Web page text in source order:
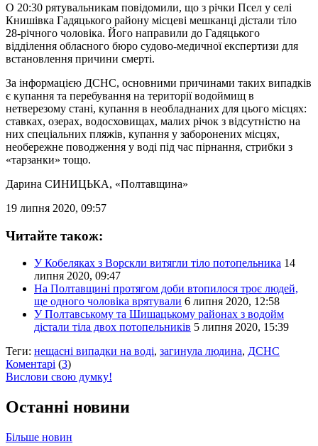
О 20:30 рятувальникам повідомили, що з річки Псел у селі
Книшівка Гадяцького району місцеві мешканці дістали тіло
28-річного чоловіка. Його направили до Гадяцького
відділення обласного бюро судово-медичної експертизи для
встановлення причини смерті.
За інформацією ДСНС, основними причинами таких випадків
є купання та перебування на території водоймищ в
нетверезому стані, купання в необладнаних для цього місцях:
ставках, озерах, водосховищах, малих річок з відсутністю на
них спеціальних пляжів, купання у заборонених місцях,
необережне поводження у воді під час пірнання, стрибки з
«тарзанки» тощо.
Дарина СИНИЦЬКА, «Полтавщина»
19 липня 2020, 09:57
Читайте також:
У Кобеляках з Ворскли витягли тіло потопельника 14
липня 2020, 09:47
На Полтавщині протягом доби втопилося троє людей,
ще одного чоловіка врятували 6 липня 2020, 12:58
У Полтавському та Шишацькому районах з водойм
дістали тіла двох потопельників 5 липня 2020, 15:39
Теги: нещасні випадки на воді, загинула людина, ДСНС
Коментарі (3)
Вислови свою думку!
Останні новини
Більше новин